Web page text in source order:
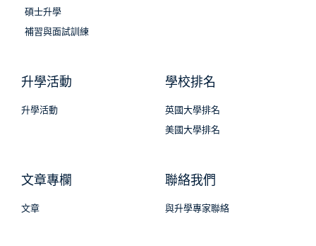
碩士升學
補習與面試訓練
升學活動
升學活動
學校排名
英國大學排名
美國大學排名
文章專欄
文章
聯絡我們
與升學專家聯絡